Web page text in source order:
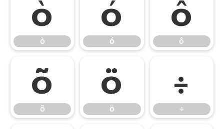
ò
ò
ó
ó
ô
ô
õ
õ
ö
ö
÷
÷